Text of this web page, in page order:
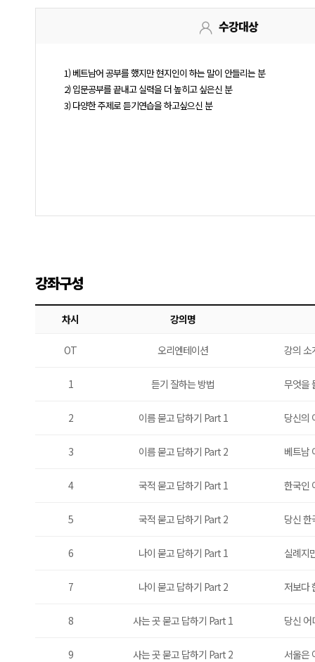
수강대상
1) 베트남어 공부를 했지만 현지인이 하는 말이 안들리는 분
2) 입문공부를 끝내고 실력을 더 높히고 싶은신 분
3) 다양한 주제로 듣기연습을 하고싶으신 분
강좌구성
차시 강의명
OT 오리엔테이션 강의 소
1 듣기 잘하는 방법 무엇을
2 이름 묻고 답하기 Part 1 당신의
3 이름 묻고 답하기 Part 2 베트남
4 국적 묻고 답하기 Part 1 한국인
5 국적 묻고 답하기 Part 2 당신 한
6 나이 묻고 답하기 Part 1 실례지
7 나이 묻고 답하기 Part 2 저보다
8 사는 곳 묻고 답하기 Part 1 당신 어
9 사는 곳 묻고 답하기 Part 2 서울은